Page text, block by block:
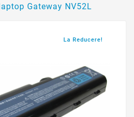
Gateway NV52L
La Reducere!